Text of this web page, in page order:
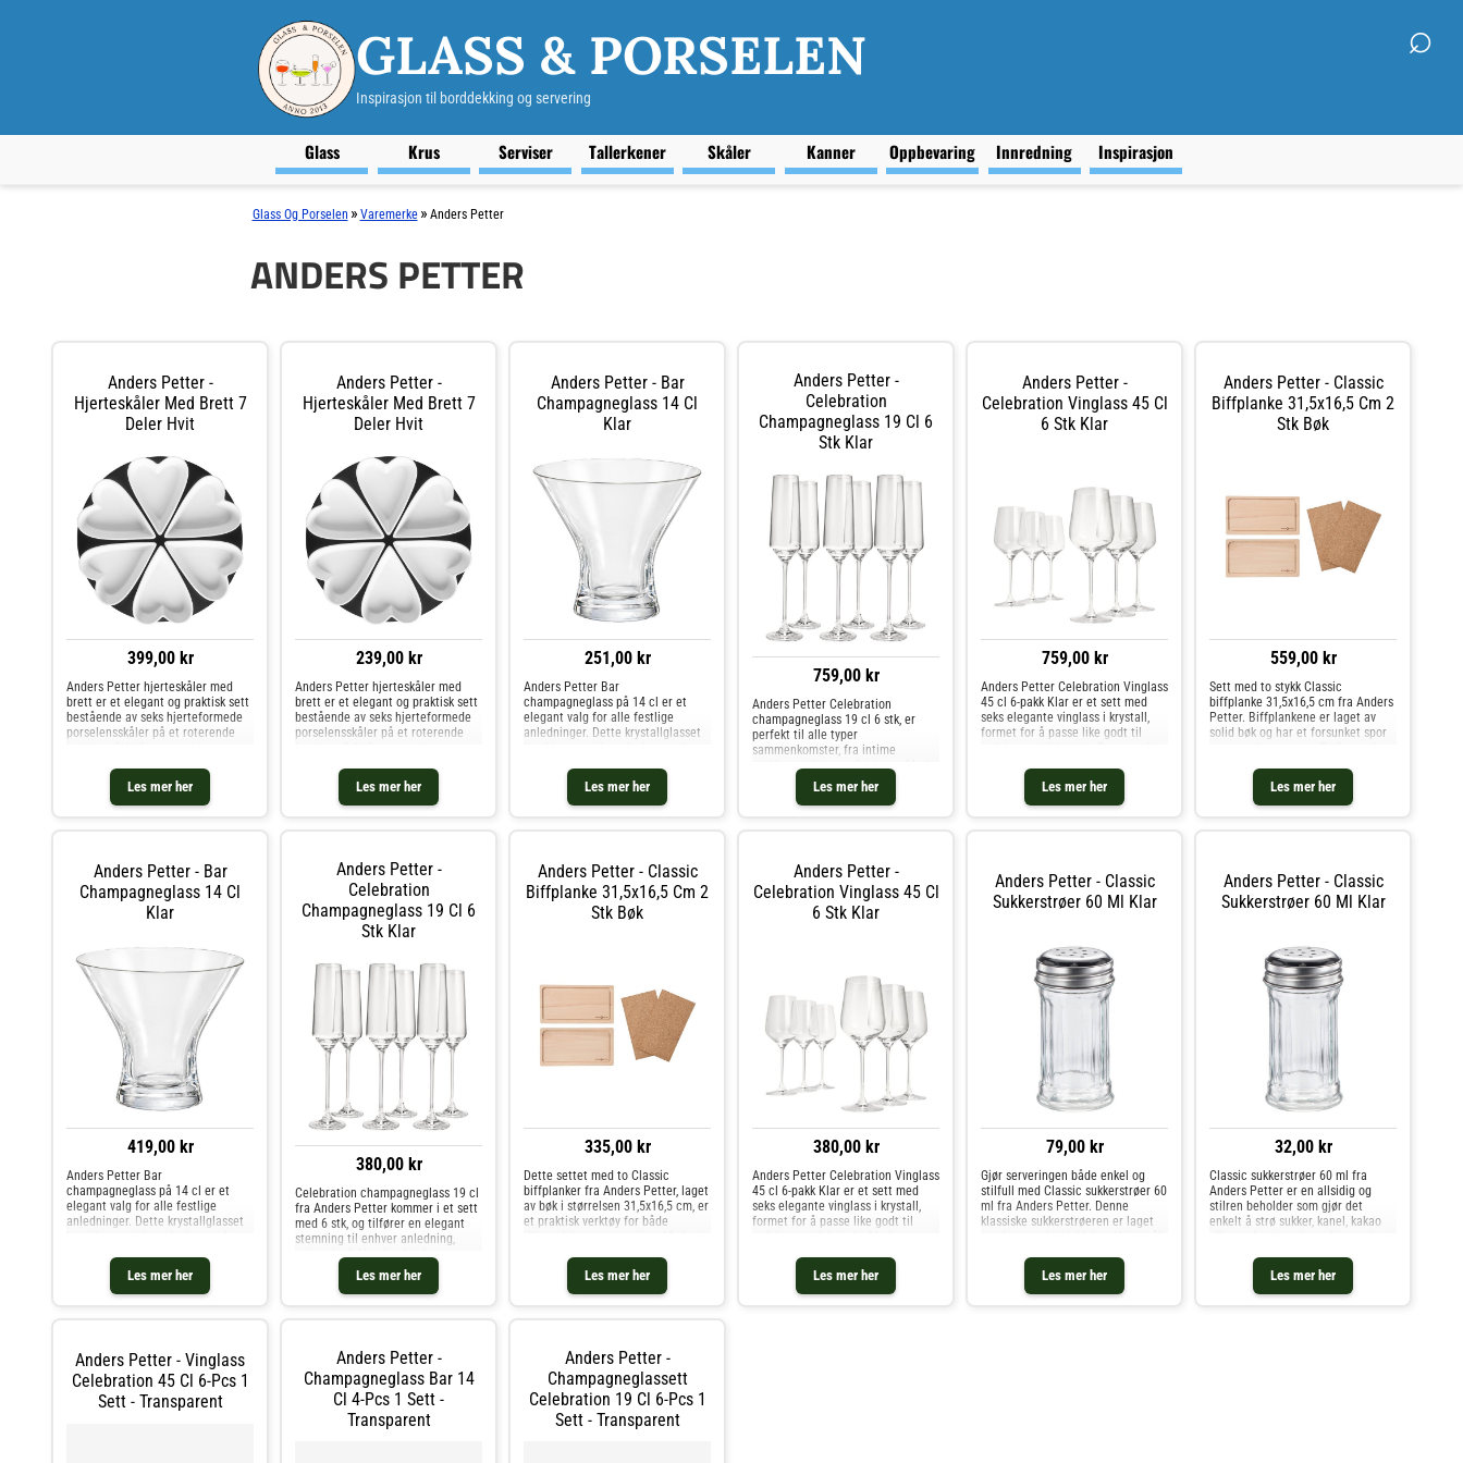
GLASS & PORSELEN
Inspirasjon til borddekking og servering
⌕
Glass Krus Serviser Tallerkener Skåler Kanner Oppbevaring Innredning Inspirasjon
Glass Og Porselen » Varemerke » Anders Petter
ANDERS PETTER
Anders Petter -
Hjerteskåler Med Brett 7
Deler Hvit
399,00 kr
Les mer her
Anders Petter hjerteskåler med
brett er et elegant og praktisk sett
bestående av seks hjerteformede
porselensskåler på et roterende
kan brukes til små desserter,
fingermat og snacks,
Anders Petter -
Hjerteskåler Med Brett 7
Deler Hvit
239,00 kr
Les mer her
Anders Petter hjerteskåler med
brett er et elegant og praktisk sett
bestående av seks hjerteformede
porselensskåler på et roterende
kan brukes til små desserter,
fingermat og snacks,
Anders Petter - Bar
Champagneglass 14 Cl
Klar
251,00 kr
Les mer her
Anders Petter Bar
champagneglass på 14 cl er et
elegant valg for alle festlige
anledninger. Dette krystallglasset
bunnen av glasset, som skaper en
vakker bobleeffekt når
champagnen
Anders Petter -
Celebration
Champagneglass 19 Cl 6
Stk Klar
759,00 kr
Les mer her
Anders Petter Celebration
champagneglass 19 cl 6 stk, er
perfekt til alle typer
sammenkomster, fra intime
middager til større feiringer. Med
sitt tidløse, klassiske design blir
disse glassene et naturlig blikkfang
og fungerer ypperlig som en
Anders Petter -
Celebration Vinglass 45 Cl
6 Stk Klar
759,00 kr
Les mer her
Anders Petter Celebration Vinglass
45 cl 6-pakk Klar er et sett med
seks elegante vinglass i krystall,
formet for å passe like godt til
utvikle aroma og smak på en
balansert m
Anders Petter - Classic
Biffplanke 31,5x16,5 Cm 2
Stk Bøk
559,00 kr
Les mer her
Sett med to stykk Classic
biffplanke 31,5x16,5 cm fra Anders
Petter. Biffplankene er laget av
solid bøk og har et forsunket spor
robuste brettene tåler ovnsvarme
opptil 200 °C, noe som gjør
Anders Petter - Bar
Champagneglass 14 Cl
Klar
419,00 kr
Les mer her
Anders Petter Bar
champagneglass på 14 cl er et
elegant valg for alle festlige
anledninger. Dette krystallglasset
bunnen av glasset, som skaper en
vakker bobleeffekt når
champagnen
Anders Petter -
Celebration
Champagneglass 19 Cl 6
Stk Klar
380,00 kr
Les mer her
Celebration champagneglass 19 cl
fra Anders Petter kommer i et sett
med 6 stk, og tilfører en elegant
stemning til enhver anledning,
enten du dekker bordet for en
hyggelig middag eller planlegger
en livlig fest. Glassene har en
klassisk design som pa
Anders Petter - Classic
Biffplanke 31,5x16,5 Cm 2
Stk Bøk
335,00 kr
Les mer her
Dette settet med to Classic
biffplanker fra Anders Petter, laget
av bøk i størrelsen 31,5x16,5 cm, er
et praktisk verktøy for både
væske og tåler temperaturer opp
til 200 °C, er biffplan
Anders Petter -
Celebration Vinglass 45 Cl
6 Stk Klar
380,00 kr
Les mer her
Anders Petter Celebration Vinglass
45 cl 6-pakk Klar er et sett med
seks elegante vinglass i krystall,
formet for å passe like godt til
til å utvikle aroma og smak på en
Anders Petter - Classic
Sukkerstrøer 60 Ml Klar
79,00 kr
Les mer her
Gjør serveringen både enkel og
stilfull med Classic sukkerstrøer 60
ml fra Anders Petter. Denne
klassiske sukkerstrøeren er laget
sukker, kanel, kakao og andre tørre
ingredienser.De
Anders Petter - Classic
Sukkerstrøer 60 Ml Klar
32,00 kr
Les mer her
Classic sukkerstrøer 60 ml fra
Anders Petter er en allsidig og
stilren beholder som gjør det
enkelt å strø sukker, kanel, kakao
frokostretter.Den er laget av
slitesterkt glass med et lo
Anders Petter - Vinglass
Celebration 45 Cl 6-Pcs 1
Sett - Transparent
Anders Petter -
Champagneglass Bar 14
Cl 4-Pcs 1 Sett -
Transparent
Anders Petter -
Champagneglassett
Celebration 19 Cl 6-Pcs 1
Sett - Transparent